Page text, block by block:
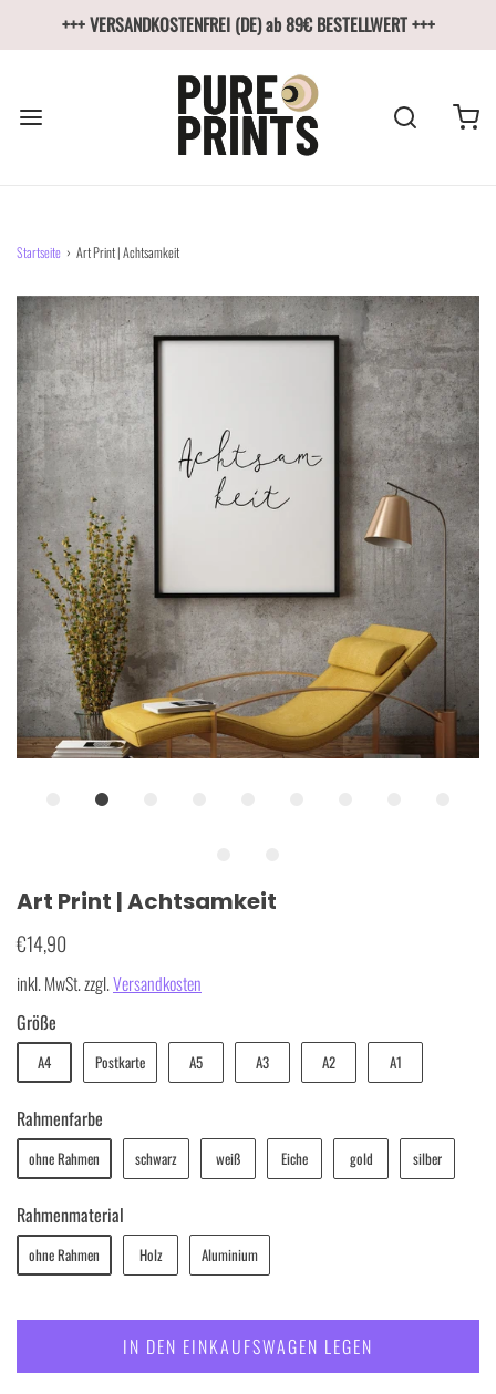
+++ VERSANDKOSTENFREI (DE) ab 89€ BESTELLWERT +++
Startseite › Art Print | Achtsamkeit
Art Print | Achtsamkeit
€14,90
inkl. MwSt. zzgl.Versandkosten
Größe
A4 Postkarte A5 A3 A2 A1
Rahmenfarbe
ohne Rahmen schwarz weiß Eiche gold silber
Rahmenmaterial
ohne Rahmen Holz Aluminium
IN DEN EINKAUFSWAGEN LEGEN